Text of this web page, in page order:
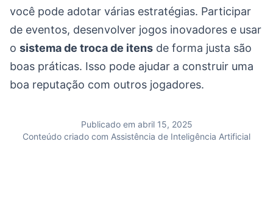
você pode adotar várias estratégias. Participar
de eventos, desenvolver jogos inovadores e usar
o sistema de troca de itens de forma justa são
boas práticas. Isso pode ajudar a construir uma
boa reputação com outros jogadores.
Publicado em abril 15, 2025
Conteúdo criado com Assistência de Inteligência Artificial